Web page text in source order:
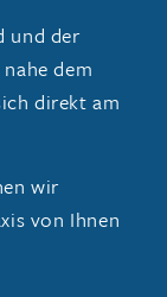
und der
dem
direkt am
wir
von Ihnen